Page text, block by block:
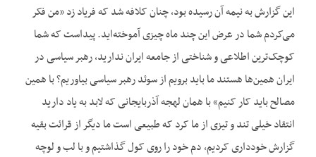
این گزارش به نیمه آن رسیده بود، چنان کلافه شد که فریاد زد «من فکر
می‌کردم شما در عرض این چند ماه چیزی آموخته‌اید. پیداست که شما
کوچک‌ترین اطلاعی و شناختی از جامعه ایران ندارید، رهبر سیاسی در
ایران همین‌ها هستند ما باید برویم از سوئد رهبر سیاسی بیاوریم؟ با همین
مصالح باید کار کنیم» با همان لهجه آذربایجانی که لابد به یاد دارید
انتقاد خیلی تند و تیزی از ما کرد که طبیعی است ما دیگر از قرائت بقیه
گزارش خودداری کردیم، دم خود را روی کول گذاشتیم و با لب و لوچه